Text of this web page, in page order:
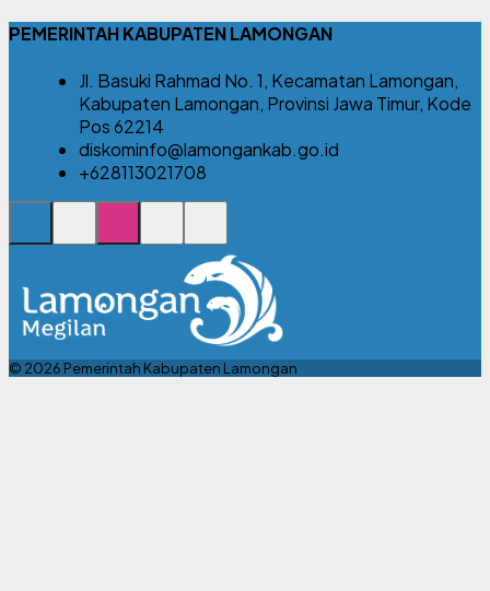
PEMERINTAH KABUPATEN LAMONGAN
Jl. Basuki Rahmad No. 1, Kecamatan Lamongan,
Kabupaten Lamongan, Provinsi Jawa Timur, Kode
Pos 62214
diskominfo@lamongankab.go.id
+628113021708
© 2026 Pemerintah Kabupaten Lamongan